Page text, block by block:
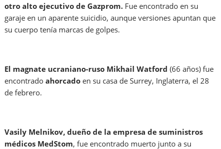
otro alto ejecutivo de Gazprom. Fue encontrado en su
garaje en un aparente suicidio, aunque versiones apuntan que
su cuerpo tenía marcas de golpes.
El magnate ucraniano-ruso Mikhail Watford (66 años) fue
encontradoahorcado en su casa de Surrey, Inglaterra, el 28
de febrero.
Vasily Melnikov, dueño de la empresa de suministros
médicos MedStom, fue encontrado muerto junto a su